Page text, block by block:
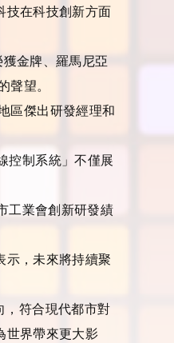
技在科技創新方面
金牌、羅馬尼亞
聲望。
區傑出研發經理和
控制系統」不僅展
工業會創新研發績
示，未來將持續聚
，符合現代都市對
世界帶來更大影